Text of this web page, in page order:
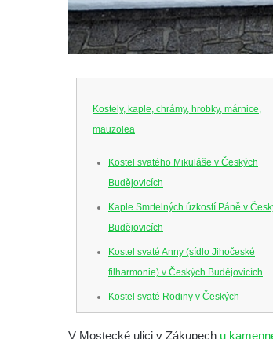
Kostely, kaple, chrámy, hrobky, márnice,
mauzolea
Kostel svatého Mikuláše v Českých
Budějovicích
Kaple Smrtelných úzkostí Páně v
Budějovicích
Kostel svaté Anny (sídlo Jihočeské
filharmonie) v Českých Budějovicích
Kostel svaté Rodiny v Českých
Budějovicích
V Mostecké ulici v Zákupech u